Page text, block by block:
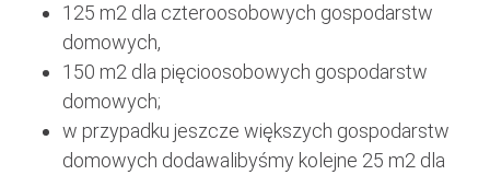
125 m2 dla czteroosobowych gospodarstw
domowych,
150 m2 dla pięcioosobowych gospodarstw
domowych;
w przypadku jeszcze większych gospodarstw
domowych dodawalibyśmy kolejne 25 m2 dla